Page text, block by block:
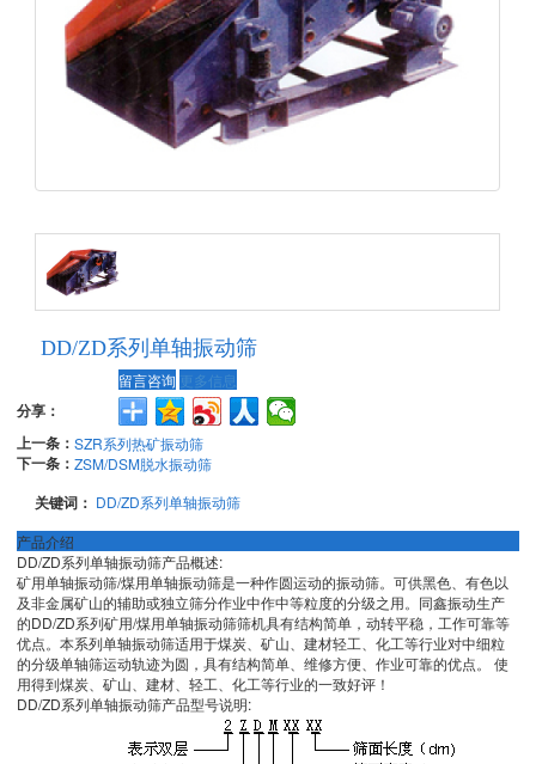
DD/ZD系列单轴振动筛
留言咨询 更多信息
分享：
上一条：SZR系列热矿振动筛
下一条：ZSM/DSM脱水振动筛
关键词： DD/ZD系列单轴振动筛
产品介绍
DD/ZD系列单轴振动筛产品概述:
矿用单轴振动筛/煤用单轴振动筛是一种作圆运动的振动筛。可供黑色、有色以
及非金属矿山的辅助或独立筛分作业中作中等粒度的分级之用。同鑫振动生产
的DD/ZD系列矿用/煤用单轴振动筛筛机具有结构简单，动转平稳，工作可靠等
优点。本系列单轴振动筛适用于煤炭、矿山、建材轻工、化工等行业对中细粒
的分级单轴筛运动轨迹为圆，具有结构简单、维修方便、作业可靠的优点。 使
用得到煤炭、矿山、建材、轻工、化工等行业的一致好评！
DD/ZD系列单轴振动筛产品型号说明: